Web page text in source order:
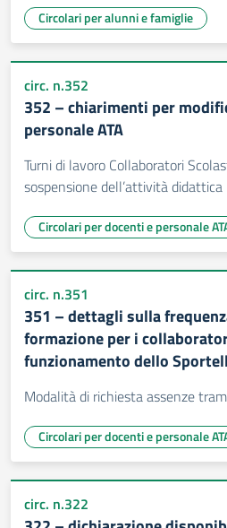
Circolari per alunni e famiglie
circ. n.352
352 – chiarimenti per
personale ATA
Turni di lavoro Collaboratori
sospensione dell’attività didattica
Circolari per docenti e personale
circ. n.351
351 – dettagli sulla
formazione per i
funzionamento dello
Modalità di richiesta assenze
Circolari per docenti e personale
circ. n.322